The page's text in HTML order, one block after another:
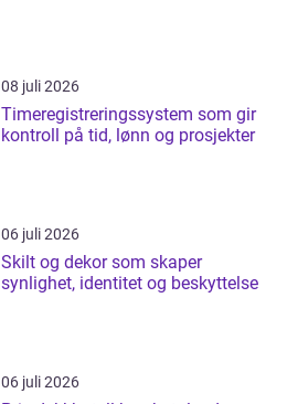
08 juli 2026
Timeregistreringssystem som gir
kontroll på tid, lønn og prosjekter
06 juli 2026
Skilt og dekor som skaper
synlighet, identitet og beskyttelse
06 juli 2026